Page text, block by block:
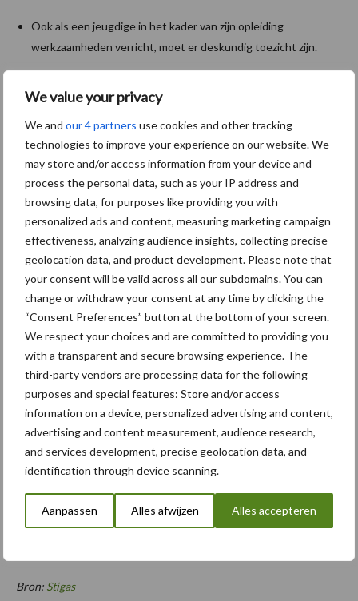
We value your privacy
We and our 4 partners use cookies and other tracking
technologies to improve your experience on our website. We
may store and/or access information from your device and
process the personal data, such as your IP address and
browsing data, for purposes like providing you with
personalized ads and content, measuring marketing campaign
effectiveness, analyzing audience insights, collecting precise
geolocation data, and product development. Please note that
your consent will be valid across all our subdomains. You can
change or withdraw your consent at any time by clicking the
“Consent Preferences” button at the bottom of your screen.
We respect your choices and are committed to providing you
with a transparent and secure browsing experience. The
third-party vendors are processing data for the following
purposes and special features: Store and/or access
information on a device, personalized advertising and content,
advertising and content measurement, audience research,
and services development, precise geolocation data, and
identification through device scanning.
Aanpassen Alles afwijzen Alles accepteren
Ook als een jeugdige in het kader van zijn opleiding
werkzaamheden verricht, moet er deskundig toezicht zijn.
dan voor een goed inwerktraject en heldere instructies, die zo
vaak als nodig worden herhaald. Zorg voor duidelijkheid wie
toezicht houdt op de werkzaamheden en geef jongeren zelf
ook duidelijkheid wie zij kunnen aanspreken met vragen.
Sommige oudere, ervaren medewerkers zijn geboren
toezichthouders en mentoren voor jongeren: maak hier
gebruik van.
Kinderen (13, 14, 15 jarigen) mogen nooit met gevaarlijke
stoffen werken.
Jeugdigen mogen slechts met een beperkt aantal schadelijke
stoffen werken en slechts uitsluitend onder toezicht. Zij
mogen niet werken met stoffen die sensibiliserend,
kankerverwekkend, mutageen of voor de voortplanting
schadelijk zijn.
Wat u verder nog moet weten
Voor jongeren gelden afwijkende regels voor werktijden. Voor
kinderen onder de 16 jaar geldt een specifiek regime, voor
jeugdigen vanaf 16 jaar zijn er enkele extra regels. Zo moet
bijvoorbeeld bij de werktijd rekening gehouden worden met
de tijd, die jongeren besteden aan hun opleiding. Zie Gezond
Bron: Stigas